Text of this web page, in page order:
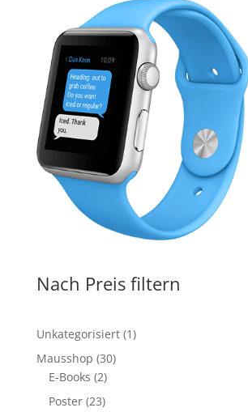
Nach Preis filtern
Unkategorisiert 11
Mausshop 3030
E-Books 22
Produkte
Poster 2323